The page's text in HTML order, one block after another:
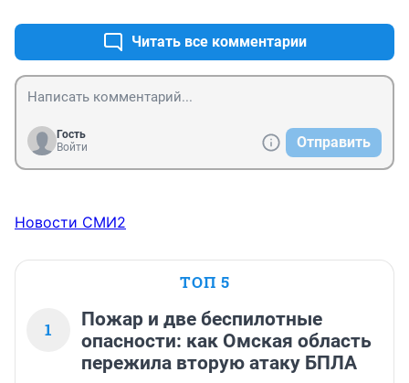
Читать все комментарии
Гость
Войти
Отправить
Новости СМИ2
ТОП 5
1
Пожар и две беспилотные
опасности: как Омская область
пережила вторую атаку БПЛА